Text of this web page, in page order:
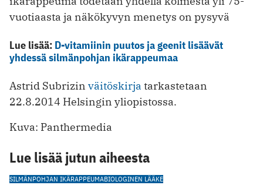
vuotiaasta ja näkökyvyn menetys on pysyvä
Lue lisää: D-vitamiinin puutos ja geenit lisäävät
yhdessä silmänpohjan ikärappeumaa
Astrid Subrizin väitöskirja tarkastetaan
22.8.2014 Helsingin yliopistossa.
Kuva: Panthermedia
Lue lisää jutun aiheesta
SILMÄNPOHJAN IKÄRAPPEUMABIOLOGINEN LÄÄKE